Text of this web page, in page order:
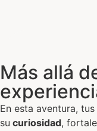
Más allá
En esta aventura,
su curiosidad,